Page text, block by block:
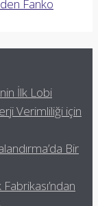
Fanko
İlk Lobi
Verimliliği için
Bir